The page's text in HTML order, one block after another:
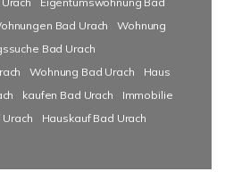
Bad Urach
Wohnung
Bad Urach
Wohnung Bad Urach
Haus
kaufen Bad Urach
Immobilie
Hauskauf Bad Urach